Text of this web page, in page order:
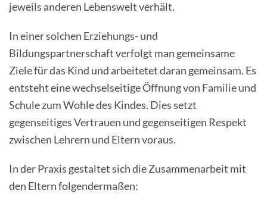
jeweils anderen Lebenswelt verhält.
In einer solchen Erziehungs- und
Bildungspartnerschaft verfolgt man gemeinsame
Ziele für das Kind und arbeitetet daran gemeinsam. Es
entsteht eine wechselseitige Öffnung von Familie und
Schule zum Wohle des Kindes. Dies setzt
gegenseitiges Vertrauen und gegenseitigen Respekt
zwischen Lehrern und Eltern voraus.
In der Praxis gestaltet sich die Zusammenarbeit mit
den Eltern folgendermaßen: